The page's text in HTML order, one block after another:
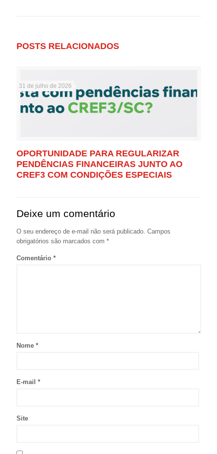
POSTS RELACIONADOS
31 de julho de 2026
OPORTUNIDADE PARA REGULARIZAR
PENDÊNCIAS FINANCEIRAS JUNTO AO
CREF3 COM CONDIÇÕES ESPECIAIS
Deixe um comentário
O seu endereço de e-mail não será publicado. Campos
obrigatórios são marcados com *
Comentário *
Nome *
E-mail *
Site